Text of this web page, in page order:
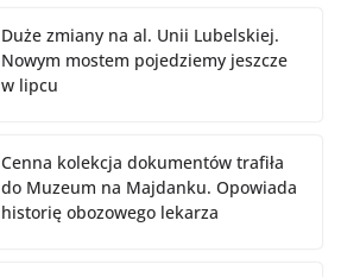
Duże zmiany na al. Unii Lubelskiej.
Nowym mostem pojedziemy jeszcze
w lipcu
Cenna kolekcja dokumentów trafiła
do Muzeum na Majdanku. Opowiada
historię obozowego lekarza